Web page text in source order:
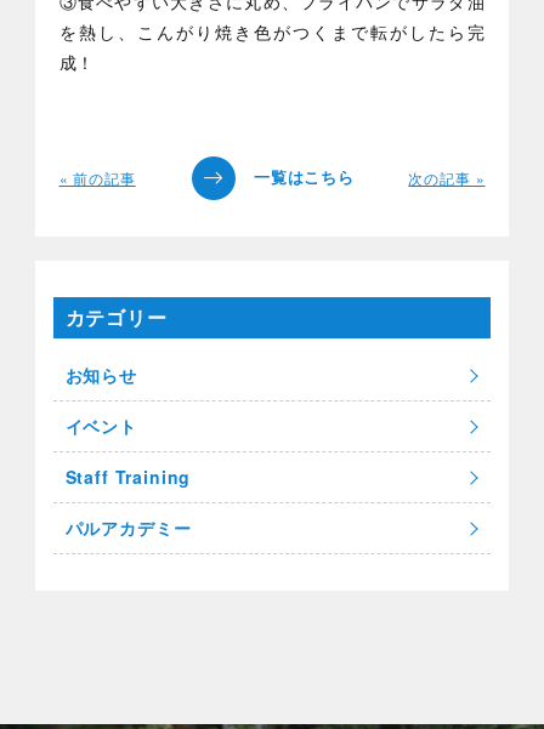
を熱し、こんがり焼き色がつくまで転がしたら完
成！
« 前の記事 次の記事 »
カテゴリー
お知らせ
イベント
Staff Training
パルアカデミー